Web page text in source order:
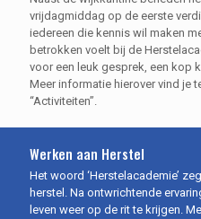
vrijdagmiddag op de eerste
iedereen die kennis wil maken
betrokken voelt bij de
voor een leuk gesprek, een kop
Meer informatie hierover vind je
“Activiteiten”.
Werken aan Herstel
Het woord ‘Herstelacademie’
herstel. Na ontwrichtende
leven weer op de rit te krijgen.